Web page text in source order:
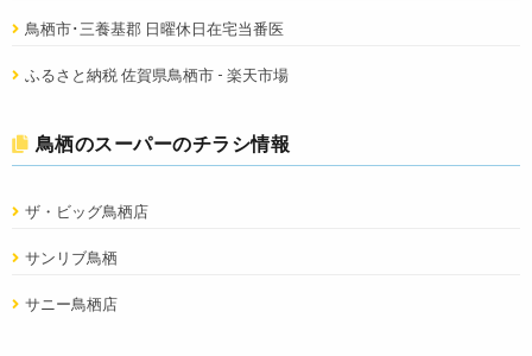
鳥栖市･三養基郡 日曜休日在宅当番医
ふるさと納税 佐賀県鳥栖市 - 楽天市場
鳥栖のスーパーのチラシ情報
ザ・ビッグ鳥栖店
サンリブ鳥栖
サニー鳥栖店